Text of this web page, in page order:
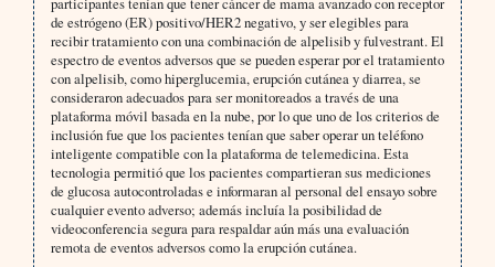
de estrógeno (ER) positivo/HER2 negativo, y ser elegibles para
recibir tratamiento con una combinación de alpelisib y fulvestrant. El
espectro de eventos adversos que se pueden esperar por el tratamiento
con alpelisib, como hiperglucemia, erupción cutánea y diarrea, se
consideraron adecuados para ser monitoreados a través de una
plataforma móvil basada en la nube, por lo que uno de los criterios de
inclusión fue que los pacientes tenían que saber operar un teléfono
inteligente compatible con la plataforma de telemedicina. Esta
tecnologia permitió que los pacientes compartieran sus mediciones
de glucosa autocontroladas e informaran al personal del ensayo sobre
cualquier evento adverso; además incluía la posibilidad de
videoconferencia segura para respaldar aún más una evaluación
remota de eventos adversos como la erupción cutánea.